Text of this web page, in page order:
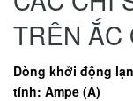
TRÊN ẮC
Dòng khởi động
tính: Ampe (A)